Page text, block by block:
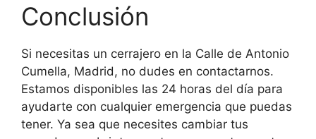
Conclusión
Si necesitas un cerrajero en la Calle de Antonio
Cumella, Madrid, no dudes en contactarnos.
Estamos disponibles las 24 horas del día para
ayudarte con cualquier emergencia que puedas
tener. Ya sea que necesites cambiar tus